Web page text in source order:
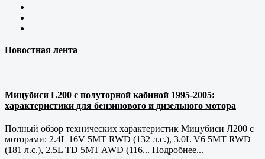
Новостная лента
Мицубиси L200 с полуторной кабиной 1995-2005:
характеристики для бензинового и дизельного мотора
Полный обзор технических характеристик Мицубиси Л200 с
моторами: 2.4L 16V 5MT RWD (132 л.с.), 3.0L V6 5MT RWD
(181 л.с.), 2.5L TD 5MT AWD (116... Подробнее...